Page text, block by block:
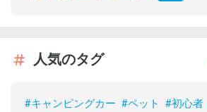
人気のタグ
#キャンピングカー #ペット #初心者